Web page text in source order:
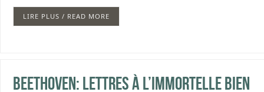
LIRE PLUS / READ MORE
Beethoven: Lettres à l’immortelle bien